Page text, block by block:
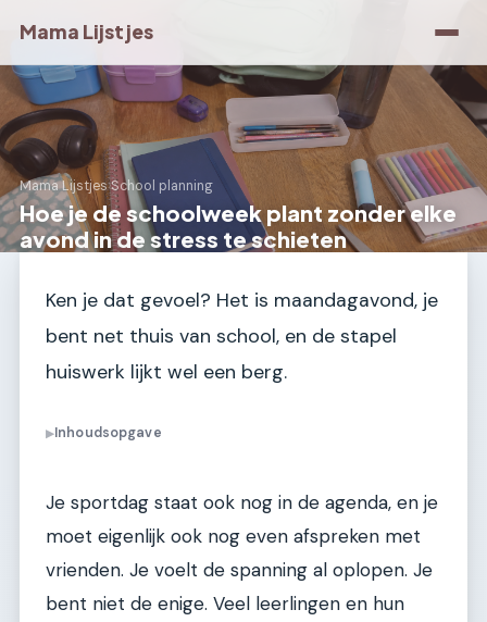
Mama Lijstjes
Mama Lijstjes›School planning
Hoe je de schoolweek plant zonder elke
avond in de stress te schieten
Ken je dat gevoel? Het is maandagavond, je
bent net thuis van school, en de stapel
huiswerk lijkt wel een berg.
▶Inhoudsopgave
Je sportdag staat ook nog in de agenda, en je
moet eigenlijk ook nog even afspreken met
vrienden. Je voelt de spanning al oplopen. Je
bent niet de enige. Veel leerlingen en hun